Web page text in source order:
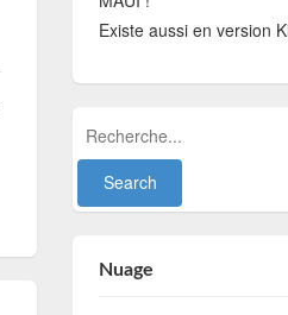
Existe aussi en version
Nuage